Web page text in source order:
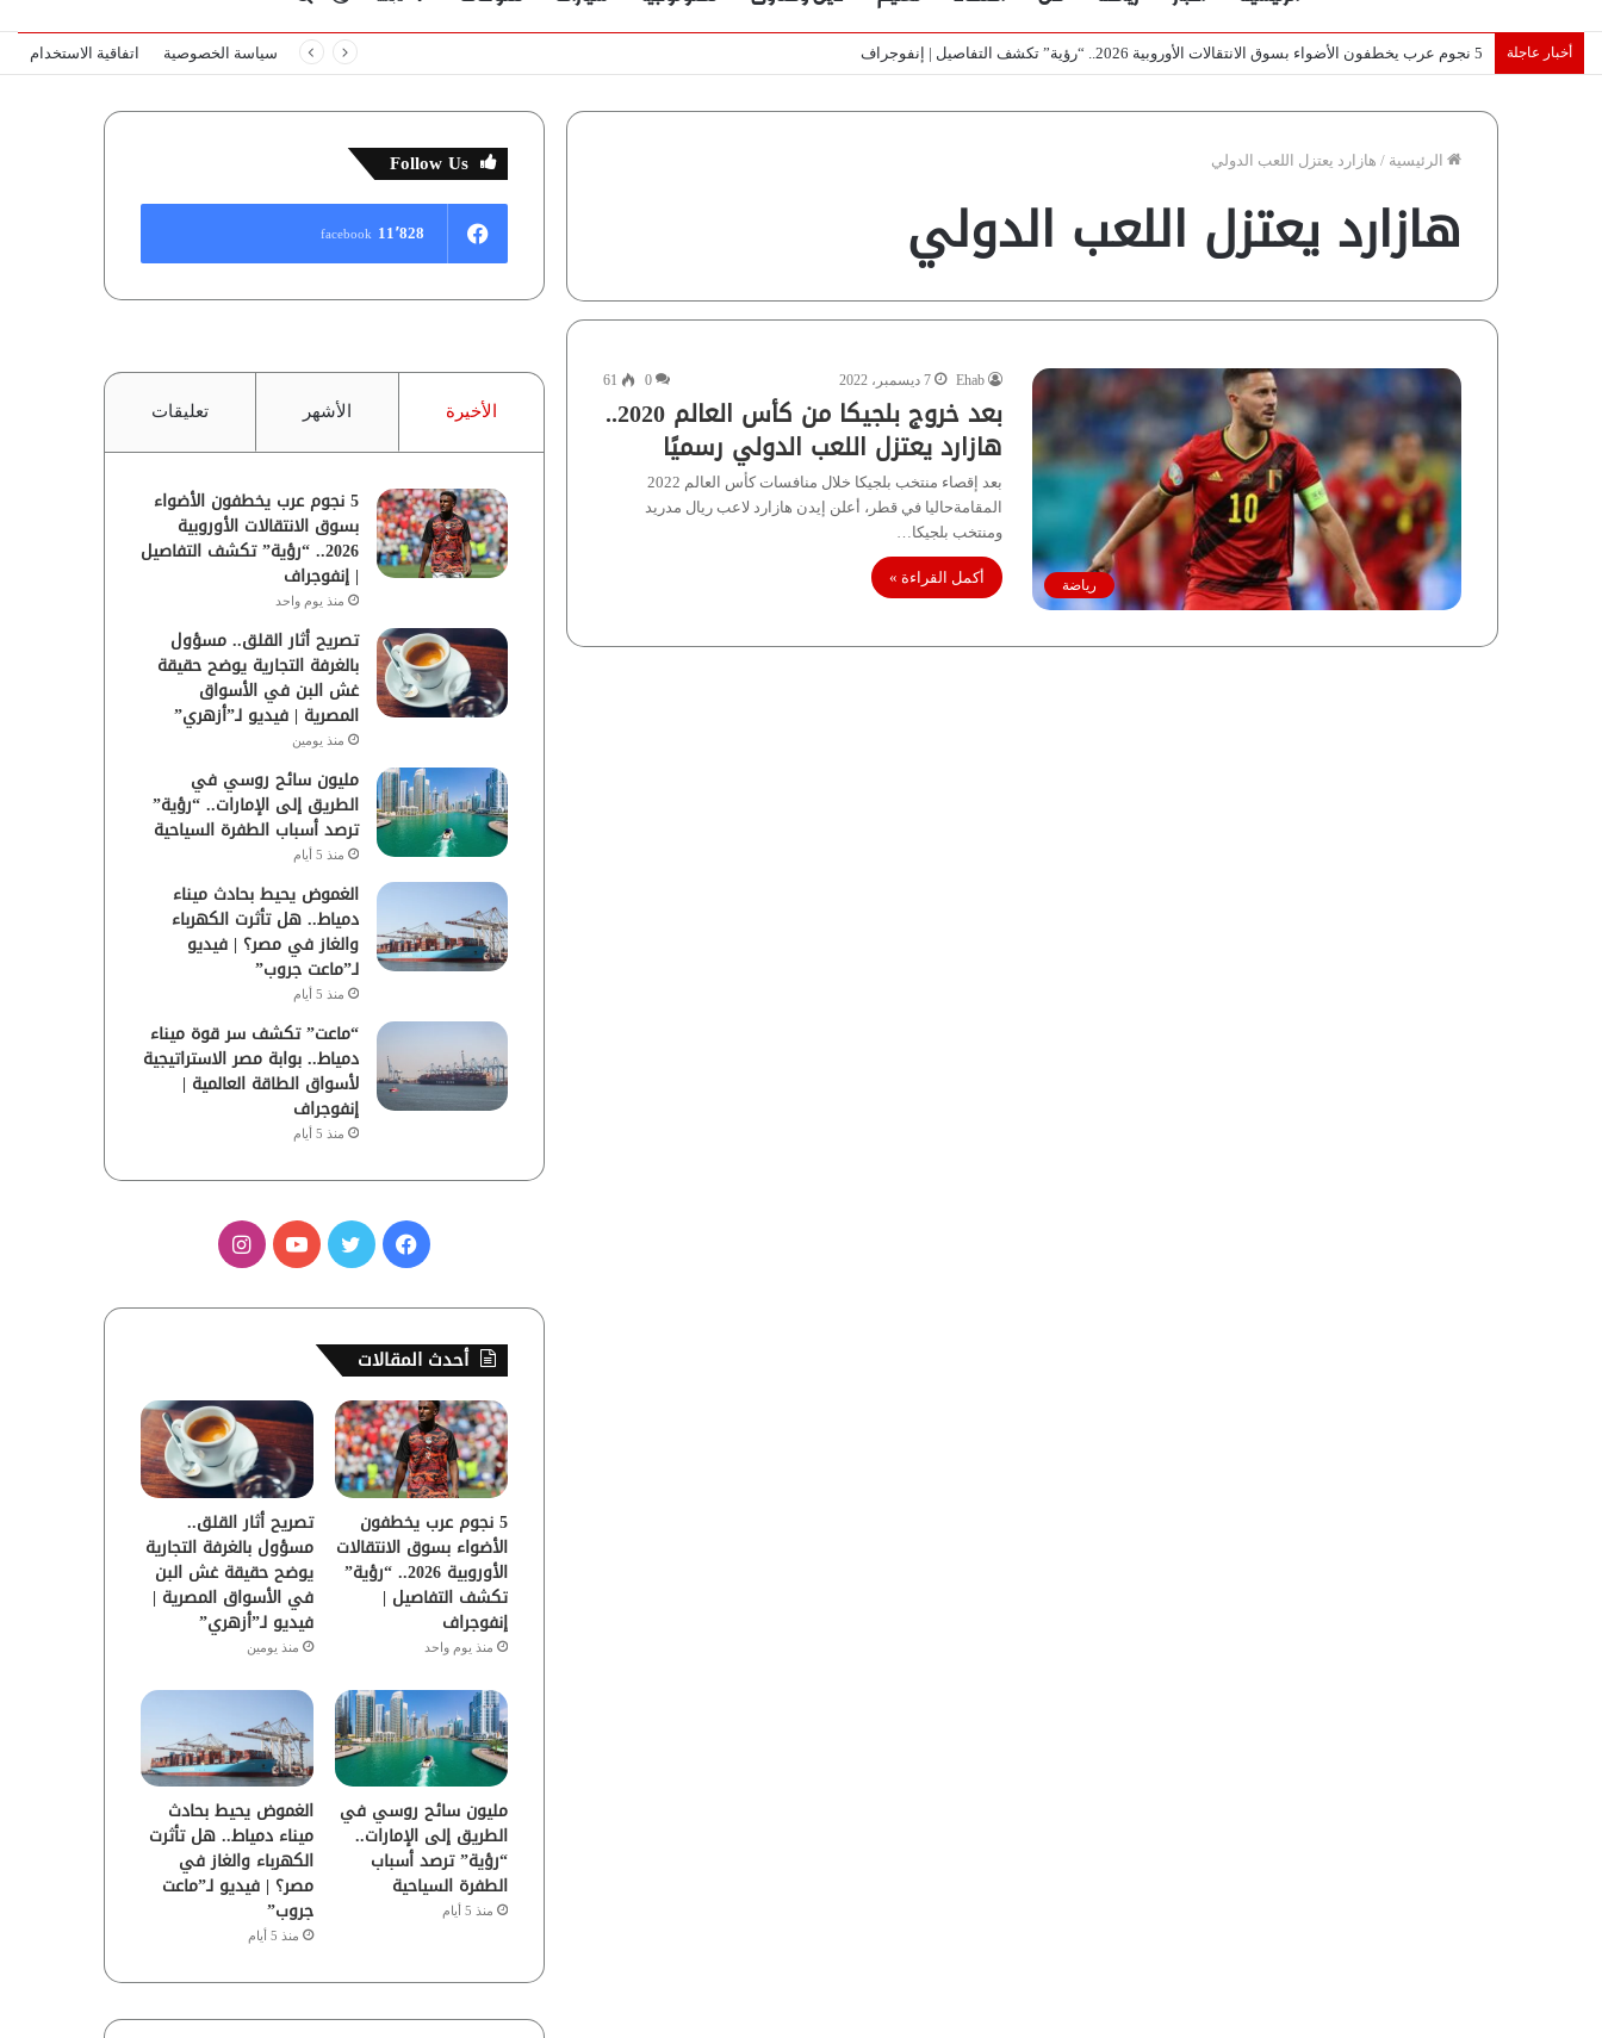
المظلم
أخبار عاجلة تصريح أثار القلق.. مسؤول بالغرفة التجارية يوضح حقيقة غش البن في الأسواق المصرية | فيديو لـ”أزهري” سياسة الخصوصية اتفاقية الاستخدام
الرئيسية / هازارد يعتزل اللعب الدولي
هازارد يعتزل اللعب الدولي
رياضة
Ehab 7 ديسمبر، 2022 0
61
بعد خروج بلجيكا من كأس العالم 2020..
هازارد يعتزل اللعب الدولي رسميًا
بعد إقصاء منتخب بلجيكا خلال منافسات كأس العالم 2022
المقامةحاليا في قطر، أعلن إيدن هازارد لاعب ريال مدريد
ومنتخب بلجيكا…
أكمل القراءة »
Follow Us
11٬828 facebook
الأخيرة الأشهر تعليقات
5 نجوم عرب يخطفون الأضواء
بسوق الانتقالات الأوروبية
2026.. “رؤية” تكشف التفاصيل
| إنفوجراف
منذ يوم واحد
تصريح أثار القلق.. مسؤول
بالغرفة التجارية يوضح حقيقة
غش البن في الأسواق
المصرية | فيديو لـ”أزهري”
منذ يومين
مليون سائح روسي في
الطريق إلى الإمارات.. “رؤية”
ترصد أسباب الطفرة السياحية
منذ 5 أيام
الغموض يحيط بحادث ميناء
دمياط.. هل تأثرت الكهرباء
والغاز في مصر؟ | فيديو
لـ”ماعت جروب”
منذ 5 أيام
“ماعت” تكشف سر قوة ميناء
دمياط.. بوابة مصر الاستراتيجية
لأسواق الطاقة العالمية |
إنفوجراف
منذ 5 أيام
ف
س
و
ك
ي
ر
و
ب
ا
ق
ر
ا
م
أحدث المقالات
5 نجوم عرب يخطفون
الأضواء بسوق الانتقالات
الأوروبية 2026.. “رؤية”
تكشف التفاصيل |
إنفوجراف
منذ يوم واحد
تصريح أثار القلق..
مسؤول بالغرفة التجارية
يوضح حقيقة غش البن
في الأسواق المصرية |
فيديو لـ”أزهري”
منذ يومين
مليون سائح روسي في
الطريق إلى الإمارات..
“رؤية” ترصد أسباب
الطفرة السياحية
منذ 5 أيام
الغموض يحيط بحادث
ميناء دمياط.. هل تأثرت
الكهرباء والغاز في
مصر؟ | فيديو لـ”ماعت
جروب”
منذ 5 أيام